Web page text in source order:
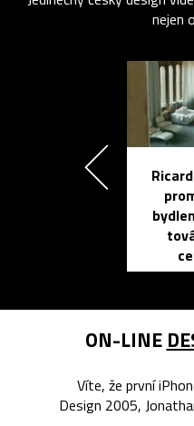
nejen
ON-LINE
Víte, že první
Design 2005,